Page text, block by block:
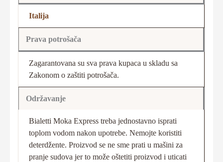
Italija
Prava potrošača
Zagarantovana su sva prava kupaca u skladu sa
Zakonom o zaštiti potrošača.
Održavanje
Bialetti Moka Express treba jednostavno isprati
toplom vodom nakon upotrebe. Nemojte koristiti
deterdžente. Proizvod se ne sme prati u mašini za
pranje sudova jer to može oštetiti proizvod i uticati